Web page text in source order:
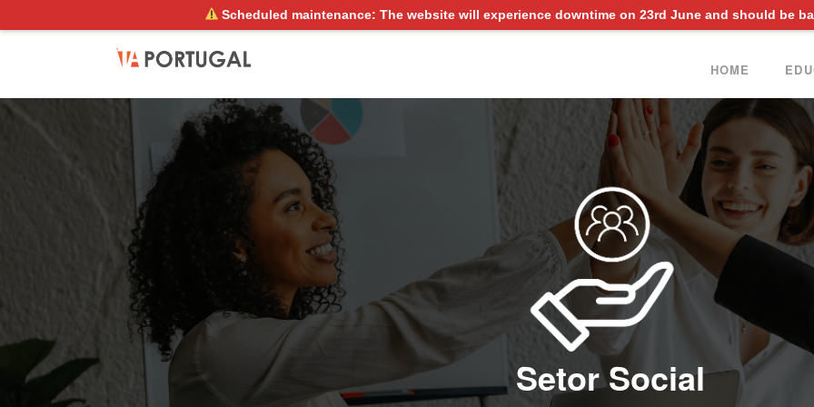
Scheduled maintenance: The website will experience downtime on23rd June and should be
HOME
Setor Social